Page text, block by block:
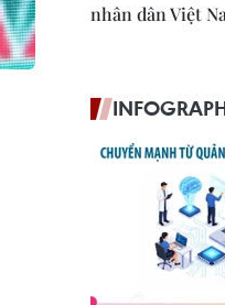
nhân dân Việt